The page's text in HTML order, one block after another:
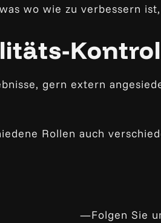
wo wie zu verbessern ist,
gern extern
Rollen auch
—Folgen Sie